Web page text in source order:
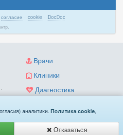
согласие · cookie · DocDoc
Врачи
Клиники
Диагностика
·
консультация специалиста.
аналитики. Политика cookie,
Отказаться